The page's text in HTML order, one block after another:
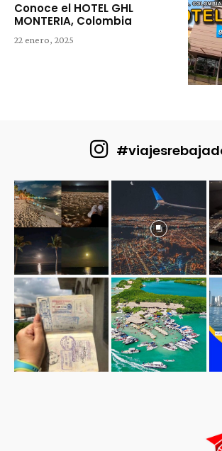
Conoce el HOTEL GHL
MONTERIA, Colombia
22 enero, 2025